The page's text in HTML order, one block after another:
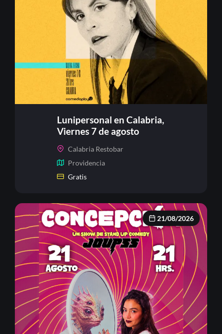
Lunipersonal en Calabria,
Viernes 7 de agosto
Calabria Restobar
Providencia
Gratis
21/08/2026